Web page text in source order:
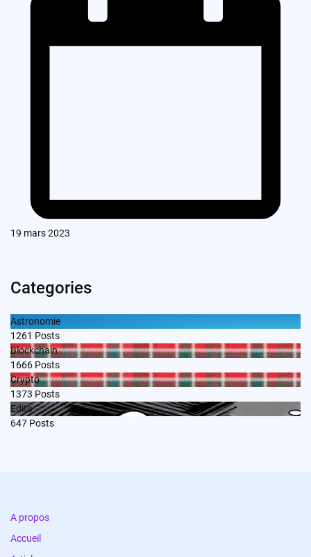
19 mars 2023
Categories
Astronomie
1261 Posts
Blockchain
1666 Posts
Crypto
1373 Posts
Edito
647 Posts
A propos
Accueil